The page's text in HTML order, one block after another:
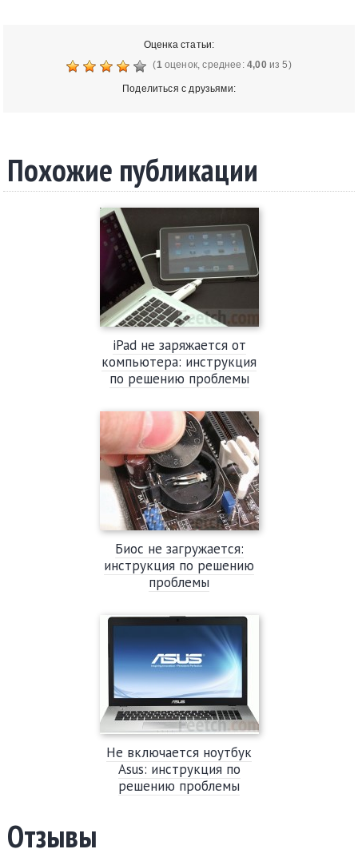
Оценка статьи:
(1 оценок, среднее: 4,00из 5)
Поделиться с друзьями:
Похожие публикации
iPad не заряжается от
компьютера: инструкция
по решению проблемы
Биос не загружается:
инструкция по решению
проблемы
Не включается ноутбук
Asus: инструкция по
решению проблемы
Отзывы